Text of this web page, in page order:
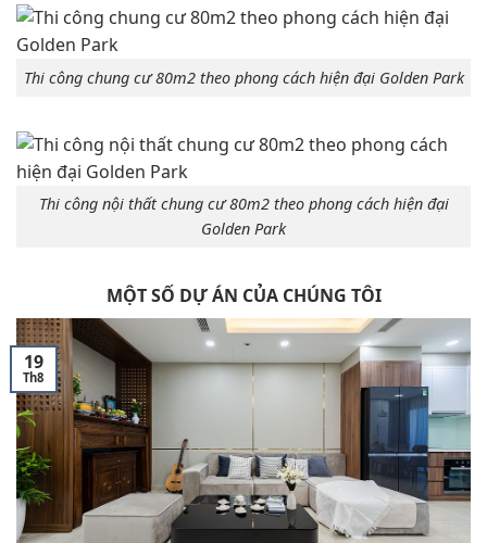
Thi công chung cư 80m2 theo phong cách hiện đại Golden Park
Thi công nội thất chung cư 80m2 theo phong cách hiện đại
Golden Park
MỘT SỐ DỰ ÁN CỦA CHÚNG TÔI
19
Th8